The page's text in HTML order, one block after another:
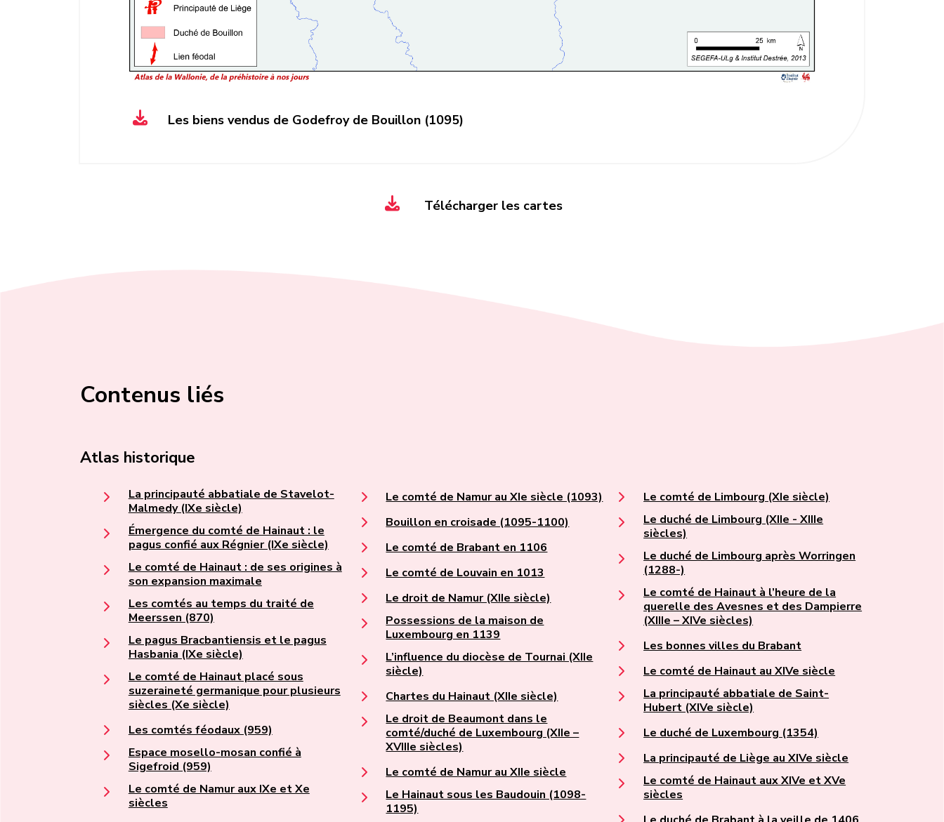
Les biens vendus de Godefroy de Bouillon (1095)
Télécharger les cartes
Contenus liés
Atlas historique
La principauté abbatiale de Stavelot-
Malmedy (IXe siècle)
Émergence du comté de Hainaut : le
pagus confié aux Régnier (IXe siècle)
Le comté de Hainaut : de ses origines à
son expansion maximale
Les comtés au temps du traité de
Meerssen (870)
Le pagus Bracbantiensis et le pagus
Hasbania (IXe siècle)
Le comté de Hainaut placé sous
suzeraineté germanique pour plusieurs
siècles (Xe siècle)
Les comtés féodaux (959)
Espace mosello-mosan confié à
Sigefroid (959)
Le comté de Namur aux IXe et Xe
siècles
Le comté de Namur au XIe siècle (1093)
Bouillon en croisade (1095-1100)
Le comté de Brabant en 1106
Le comté de Louvain en 1013
Le droit de Namur (XIIe siècle)
Possessions de la maison de
Luxembourg en 1139
L’influence du diocèse de Tournai (XIIe
siècle)
Chartes du Hainaut (XIIe siècle)
Le droit de Beaumont dans le
comté/duché de Luxembourg (XIIe –
XVIIIe siècles)
Le comté de Namur au XIIe siècle
Le Hainaut sous les Baudouin (1098-
1195)
Le comté de Limbourg (XIe siècle)
Le duché de Limbourg (XIIe - XIIIe
siècles)
Le duché de Limbourg après Worringen
(1288-)
Le comté de Hainaut à l’heure de la
querelle des Avesnes et des Dampierre
(XIIIe – XIVe siècles)
Les bonnes villes du Brabant
Le comté de Hainaut au XIVe siècle
La principauté abbatiale de Saint-
Hubert (XIVe siècle)
Le duché de Luxembourg (1354)
La principauté de Liège au XIVe siècle
Le comté de Hainaut aux XIVe et XVe
siècles